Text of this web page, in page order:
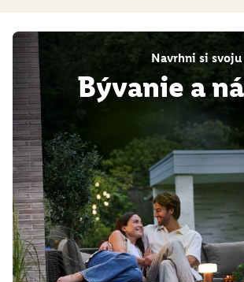
Navrhni si
Bývanie a